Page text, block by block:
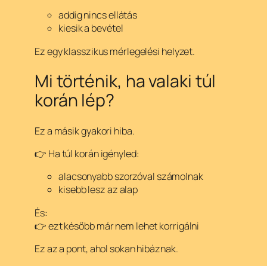
addig nincs ellátás
kiesik a bevétel
Ez egy klasszikus mérlegelési helyzet.
Mi történik, ha valaki túl
korán lép?
Ez a másik gyakori hiba.
👉 Ha túl korán igényled:
alacsonyabb szorzóval számolnak
kisebb lesz az alap
És:
👉 ezt később már nem lehet korrigálni
Ez az a pont, ahol sokan hibáznak.